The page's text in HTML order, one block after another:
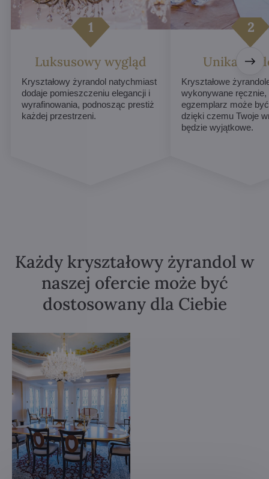
Luksusowy wygląd
Kryształowy żyrandol natychmiast
dodaje pomieszczeniu elegancji i
wyrafinowania, podnosząc prestiż
każdej przestrzeni.
Unikalne
Kryształowe
wykonywane
egzemplarz może
dzięki czemu Twoje
będzie wyjątkowe.
Każdy kryształowy żyrandol w
naszej ofercie może być
dostosowany dla Ciebie